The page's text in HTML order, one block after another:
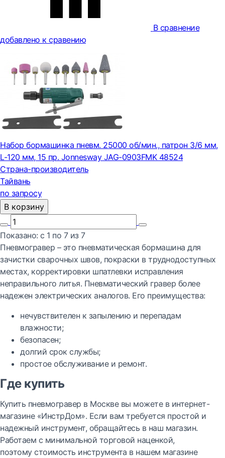
В сравнение
добавлено к сравению
Набор бормашинка пневм. 25000 об/мин., патрон 3/6 мм,
L-120 мм, 15 пр. Jonnesway JAG-0903FMK 48524
Страна-производитель
Тайвань
по запросу
В корзину
Показано: с 1 по 7из 7
Пневмогравер – это пневматическая бормашина для
зачистки сварочных швов, покраски в труднодоступных
местах, корректировки шпатлевки исправления
неправильного литья. Пневматический гравер более
надежен электрических аналогов. Его преимущества:
нечувствителен к запылению и перепадам
влажности;
безопасен;
долгий срок службы;
простое обслуживание и ремонт.
Где купить
Купить пневмогравер в Москве вы можете в интернет-
магазине «ИнстрДом». Если вам требуется простой и
надежный инструмент, обращайтесь в наш магазин.
Работаем с минимальной торговой наценкой,
поэтому стоимость инструмента в нашем магазине